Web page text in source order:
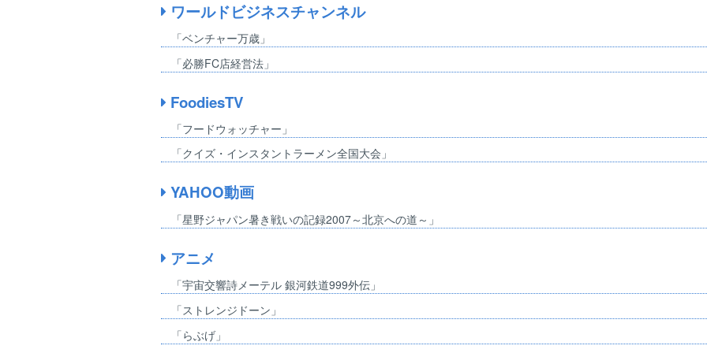
ワールドビジネスチャンネル
「ベンチャー万歳」
「必勝FC店経営法」
FoodiesTV
「フードウォッチャー」
「クイズ・インスタントラーメン全国大会」
YAHOO動画
「星野ジャパン暑き戦いの記録2007～北京への道～」
アニメ
「宇宙交響詩メーテル 銀河鉄道999外伝」
「ストレンジドーン」
「らぶげ」